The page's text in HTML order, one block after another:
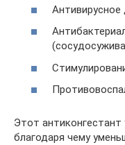
Антивирусное
Этот
благодаря чему